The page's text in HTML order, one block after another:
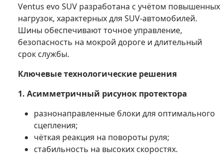
Ventus evo SUV разработана с учётом повышенных
нагрузок, характерных для SUV-автомобилей.
Шины обеспечивают точное управление,
безопасность на мокрой дороге и длительный
срок службы.
Ключевые технологические решения
1. Асимметричный рисунок протектора
разнонаправленные блоки для оптимального
сцепления;
чёткая реакция на повороты руля;
стабильность на высоких скоростях.